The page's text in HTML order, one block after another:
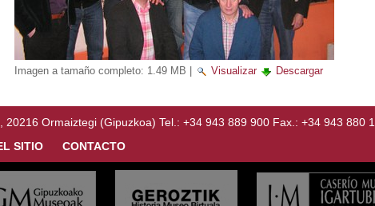
Imagen a tamaño completo: 1.49 MB Visualizar Descargar
20216 Ormaiztegi (Gipuzkoa) Tel.: +34 943 889 900 Fax.: +34 943 880
SITIO CONTACTO